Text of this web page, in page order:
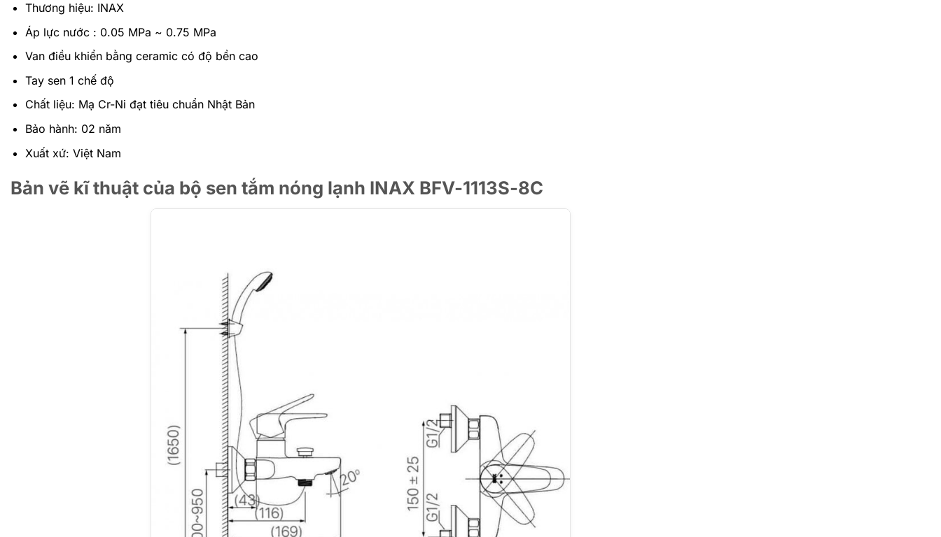
Thương hiệu: INAX
Áp lực nước : 0.05 MPa ~ 0.75 MPa
Van điều khiển bằng ceramic có độ bền cao
Tay sen 1 chế độ
Chất liệu: Mạ Cr-Ni đạt tiêu chuẩn Nhật Bản
Bảo hành: 02 năm
Xuất xứ: Việt Nam
Bản vẽ kĩ thuật của bộ sen tắm nóng lạnh INAX BFV-1113S-8C